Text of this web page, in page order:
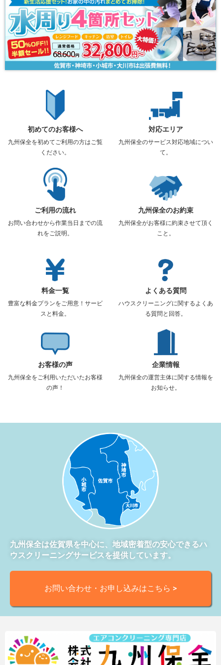
初めてのお客様へ
九州保全を初めてご利用の方はご覧
ください。
対応エリア
九州保全のサービス対応地域につい
て。
ご利用の流れ
お問い合わせから作業当日までの流
れをご説明。
九州保全のお約束
九州保全がお客様に約束させて頂く
こと。
料金一覧
豊富な料金プランをご用意！サービ
スと料金。
よくある質問
ハウスクリーニングに関するよくあ
る質問と回答。
お客様の声
九州保全をご利用いただいたお客様
の声！
企業情報
九州保全の運営主体に関する情報を
お知らせ。
九州保全は佐賀県を中心に、地域密着型の安心できるハ
ウスクリーニングサービスを提供しています。
お問い合わせ・お申し込みはこちら >